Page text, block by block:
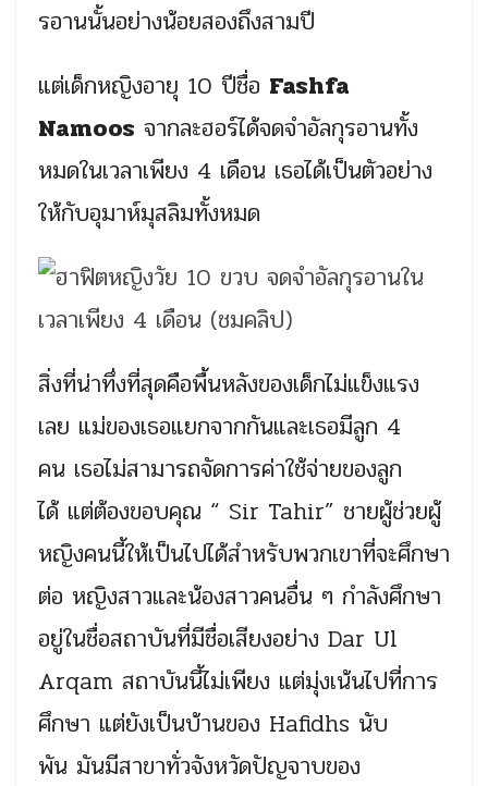
รอานนั้นอย่างน้อยสองถึงสามปี
แต่เด็กหญิงอายุ 10 ปีชื่อ Fashfa
Namoos จากละฮอร์ได้จดจำอัลกุรอานทั้ง
หมดในเวลาเพียง 4 เดือน เธอได้เป็นตัวอย่าง
ให้กับอุมาห์มุสลิมทั้งหมด
สิ่งที่น่าทึ่งที่สุดคือพื้นหลังของเด็กไม่แข็งแรง
เลย แม่ของเธอแยกจากกันและเธอมีลูก 4
คน เธอไม่สามารถจัดการค่าใช้จ่ายของลูก
ได้ แต่ต้องขอบคุณ “ Sir Tahir” ชายผู้ช่วยผู้
หญิงคนนี้ให้เป็นไปได้สำหรับพวกเขาที่จะศึกษา
ต่อ หญิงสาวและน้องสาวคนอื่น ๆ กำลังศึกษา
อยู่ในชื่อสถาบันที่มีชื่อเสียงอย่าง Dar Ul
Arqam สถาบันนี้ไม่เพียง แต่มุ่งเน้นไปที่การ
ศึกษา แต่ยังเป็นบ้านของ Hafidhs นับ
พัน มันมีสาขาทั่วจังหวัดปัญจาบของ